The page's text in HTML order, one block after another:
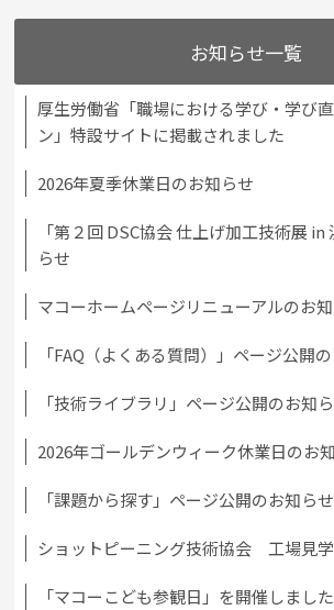
お知らせ一覧
厚生労働省「職場における学び・学び
ン」特設サイトに掲載されました
2026年夏季休業日のお知らせ
「第２回 DSC協会 仕上げ加工技術展
らせ
マコーホームページリニューアルのお
「FAQ（よくある質問）」ページ公開
「技術ライブラリ」ページ公開のお知
2026年ゴールデンウィーク休業日のお
「課題から探す」ページ公開のお知らせ
ショットピーニング技術協会 工場見
「マコーこども参観日」を開催しました